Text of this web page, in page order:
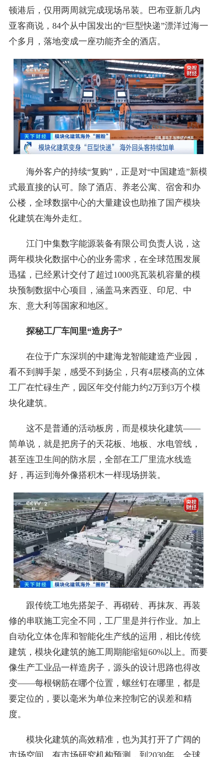
顿港后，仅用两周就完成现场吊装。巴布亚新几内
亚客商说，84个从中国发出的“巨型快递”漂洋过海一
个多月，落地变成一座功能齐全的酒店。
海外客户的持续“复购”，正是对“中国建造”新模
式最直接的认可。除了酒店、养老公寓、宿舍和办
公楼，全球数据中心的大量建设也助推了国产模块
化建筑在海外走红。
江门中集数字能源装备有限公司负责人说，这
两年模块化数据中心的业务需求，在全球范围发展
迅猛，已经累计交付了超过1000兆瓦装机容量的模
块预制数据中心项目，涵盖马来西亚、印尼、中
东、意大利等国家和地区。
探秘工厂车间里“造房子”
在位于广东深圳的中建海龙智能建造产业园，
看不到脚手架，感受不到扬尘，只有4层楼高的立体
工厂在忙碌生产，园区年交付能力约2万到3万个模
块化建筑。
这不是普通的活动板房，而是模块化建筑——
简单说，就是把房子的天花板、地板、水电管线，
甚至连卫生间的防水层，全部在工厂里流水线造
好，再运到海外像搭积木一样现场拼装。
跟传统工地先搭架子、再砌砖、再抹灰、再装
修的串联施工完全不同，工厂里是并行作业。加上
自动化立体仓库和智能化生产线的运用，相比传统
建筑，模块化建筑的施工周期能缩短60%以上。而要
像生产工业品一样造房子，源头的设计思路也得改
变——每根钢筋在哪个位置，螺丝钉在哪里，都是
要定位的，要以毫米为单位来控制它的误差和精
度。
模块化建筑的高效精准，也为其打开了广阔的